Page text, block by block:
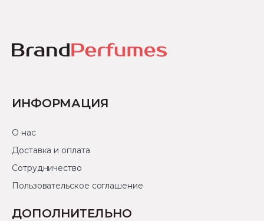
ИНФОРМАЦИЯ
О нас
Доставка и оплата
Сотрудничество
Пользовательское соглашение
ДОПОЛНИТЕЛЬНО